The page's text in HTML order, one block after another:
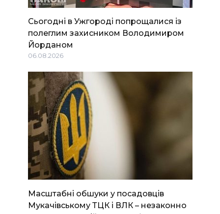
Сьогодні в Ужгороді попрощалися із
полеглим захисником Володимиром
Йорданом
06.08.2026
Масштабні обшуки у посадовців
Мукачівському ТЦК і ВЛК – незаконно